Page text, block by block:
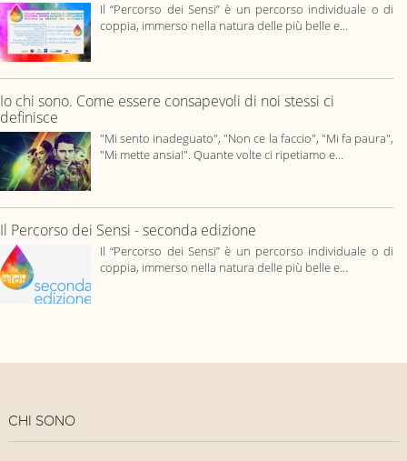
Il “Percorso dei Sensi” è un percorso individuale o di
coppia, immerso nella natura delle più belle e…
Io chi sono. Come essere consapevoli di noi stessi ci
definisce
"Mi sento inadeguato", "Non ce la faccio", "Mi fa paura",
"Mi mette ansia!". Quante volte ci ripetiamo e…
Il Percorso dei Sensi - seconda edizione
Il “Percorso dei Sensi” è un percorso individuale o di
coppia, immerso nella natura delle più belle e…
CHI SONO